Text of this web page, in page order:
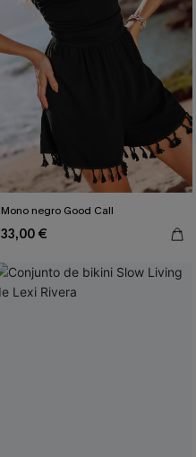
Mono negro Good Call
33,00 €